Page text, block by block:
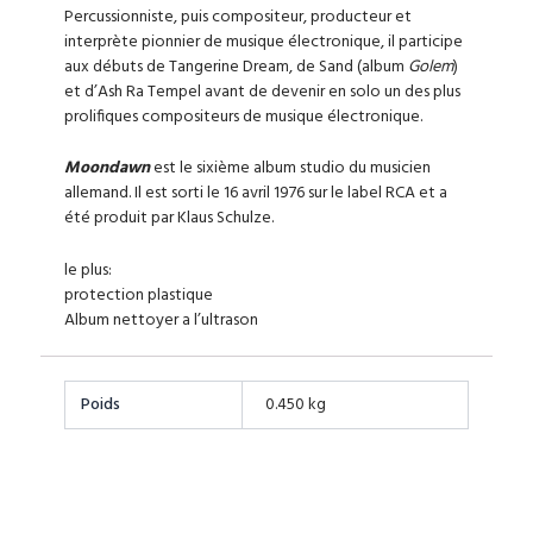
Percussionniste, puis compositeur, producteur et
interprète pionnier de musique électronique, il participe
aux débuts de Tangerine Dream, de Sand (album Golem)
et d’Ash Ra Tempel avant de devenir en solo un des plus
prolifiques compositeurs de musique électronique.
Moondawnest le sixième album studio du musicien
allemand. Il est sorti le16 avril 1976sur le label RCA et a
été produit par Klaus Schulze.
le plus:
protection plastique
Album nettoyer a l’ultrason
Poids 0.450 kg